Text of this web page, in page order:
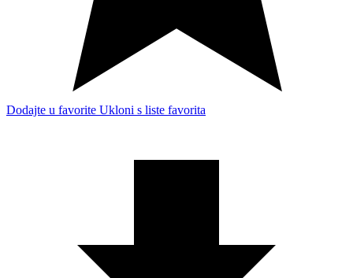
Dodajte u favorite Ukloni s liste favorita